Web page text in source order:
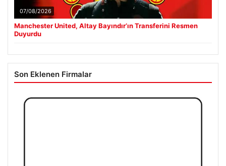
07/08/2026
Manchester United, Altay Bayındır’ın Transferini Resmen
Duyurdu
Son Eklenen Firmalar